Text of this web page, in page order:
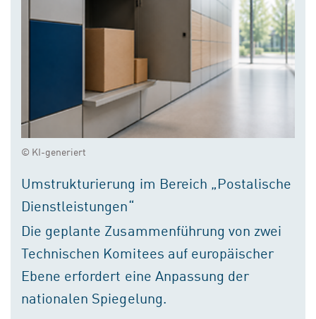
© KI-generiert
Umstrukturierung im Bereich „Postalische
Dienstleistungen“
Die geplante Zusammenführung von zwei
Technischen Komitees auf europäischer
Ebene erfordert eine Anpassung der
nationalen Spiegelung.